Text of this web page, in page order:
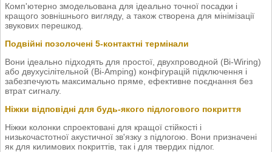
Комп'ютерно змодельована для ідеально точної посадки і
кращого зовнішнього вигляду, а також створена для мінімізації
звукових перешкод.
Подвійні позолочені 5-контактні термінали
Вони ідеально підходять для простої, двухпроводной (Bi-Wiring)
або двухусілітельной (Bi-Amping) конфігурацій підключення і
забезпечують максимально пряме, ефективне поєднання без
втрат сигналу.
Ніжки відповідні для будь-якого підлогового покриття
Ніжки колонки спроектовані для кращої стійкості і
низькочастотної акустичної зв'язку з підлогою. Вони призначені
як для килимових покриттів, так і для твердих підлог.